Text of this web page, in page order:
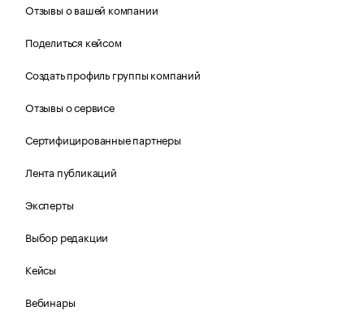
Отзывы о вашей компании
Поделиться кейсом
Создать профиль группы компаний
Отзывы о сервисе
Сертифицированные партнеры
Лента публикаций
Эксперты
Выбор редакции
Кейсы
Вебинары